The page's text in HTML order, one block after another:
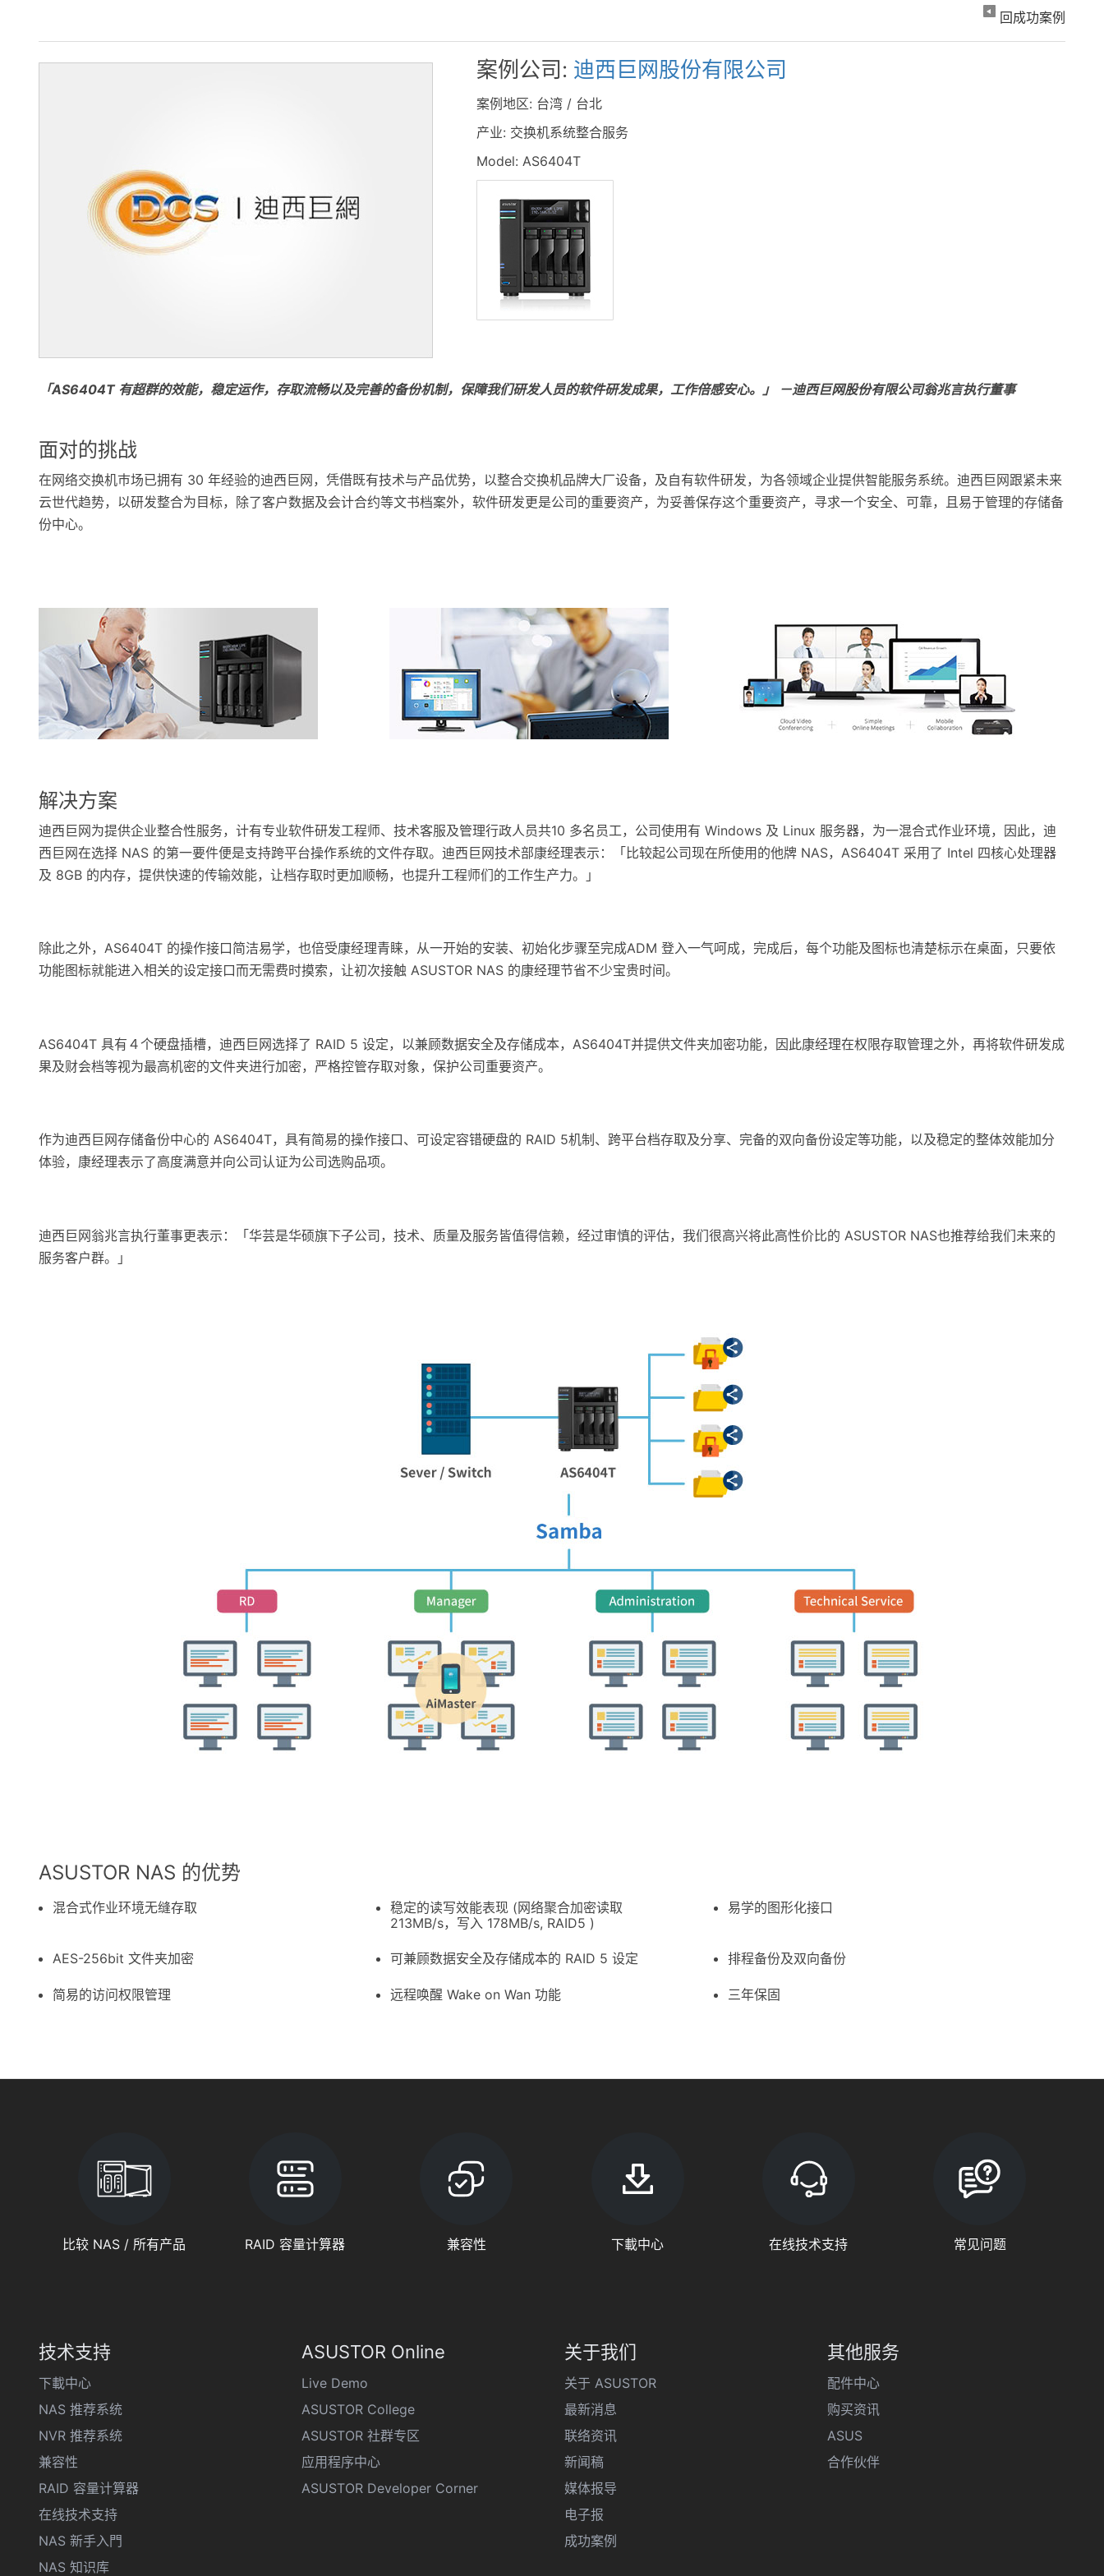
回成功案例
案例公司: 迪西巨网股份有限公司
案例地区: 台湾 / 台北
产业: 交换机系统整合服务
Model: AS6404T
「AS6404T 有超群的效能，稳定运作，存取流畅以及完善的备份机制，保障我们研发人员的软件研发成果，工作倍感安心。」 －迪西巨网股份有限公司翁兆言执行董事
面对的挑战
在网络交换机巿场已拥有 30 年经验的迪西巨网，凭借既有技术与产品优势，以整合交换机品牌大厂设备，及自有软件研发，为各领域企业提供智能服务系统。迪西巨网跟紧未来
云世代趋势，以研发整合为目标，除了客户数据及会计合约等文书档案外，软件研发更是公司的重要资产，为妥善保存这个重要资产，寻求一个安全、可靠，且易于管理的存储备
份中心。
解决方案
迪西巨网为提供企业整合性服务，计有专业软件研发工程师、技术客服及管理行政人员共10 多名员工，公司使用有 Windows 及 Linux 服务器，为一混合式作业环境，因此，迪
西巨网在选择 NAS 的第一要件便是支持跨平台操作系统的文件存取。迪西巨网技术部康经理表示：「比较起公司现在所使用的他牌 NAS，AS6404T 采用了 Intel 四核心处理器
及 8GB 的内存，提供快速的传输效能，让档存取时更加顺畅，也提升工程师们的工作生产力。」
除此之外，AS6404T 的操作接口简洁易学，也倍受康经理青睐，从一开始的安装、初始化步骤至完成ADM 登入一气呵成，完成后，每个功能及图标也清楚标示在桌面，只要依
功能图标就能进入相关的设定接口而无需费时摸索，让初次接触 ASUSTOR NAS 的康经理节省不少宝贵时间。
AS6404T 具有４个硬盘插槽，迪西巨网选择了 RAID 5 设定，以兼顾数据安全及存储成本，AS6404T并提供文件夹加密功能，因此康经理在权限存取管理之外，再将软件研发成
果及财会档等视为最高机密的文件夹进行加密，严格控管存取对象，保护公司重要资产。
作为迪西巨网存储备份中心的 AS6404T，具有简易的操作接口、可设定容错硬盘的 RAID 5机制、跨平台档存取及分享、完备的双向备份设定等功能，以及稳定的整体效能加分
体验，康经理表示了高度满意并向公司认证为公司选购品项。
迪西巨网翁兆言执行董事更表示：「华芸是华硕旗下子公司，技术、质量及服务皆值得信赖，经过审慎的评估，我们很高兴将此高性价比的 ASUSTOR NAS也推荐给我们未来的
服务客户群。」
ASUSTOR NAS 的优势
混合式作业环境无缝存取
稳定的读写效能表现 (网络聚合加密读取
213MB/s，写入 178MB/s, RAID5 )
易学的图形化接口
AES-256bit 文件夹加密 可兼顾数据安全及存储成本的 RAID 5 设定 排程备份及双向备份
简易的访问权限管理 远程唤醒 Wake on Wan 功能 三年保固
比较 NAS / 所有产品 RAID 容量计算器 兼容性 下載中心 在线技术支持 常见问题
技术支持
下載中心
NAS 推荐系统
NVR 推荐系统
兼容性
RAID 容量计算器
在线技术支持
NAS 新手入門
NAS 知识库
ASUSTOR Online
Live Demo
ASUSTOR College
ASUSTOR 社群专区
应用程序中心
ASUSTOR Developer Corner
关于我们
关于 ASUSTOR
最新消息
联络资讯
新闻稿
媒体报导
电子报
成功案例
其他服务
配件中心
购买资讯
ASUS
合作伙伴